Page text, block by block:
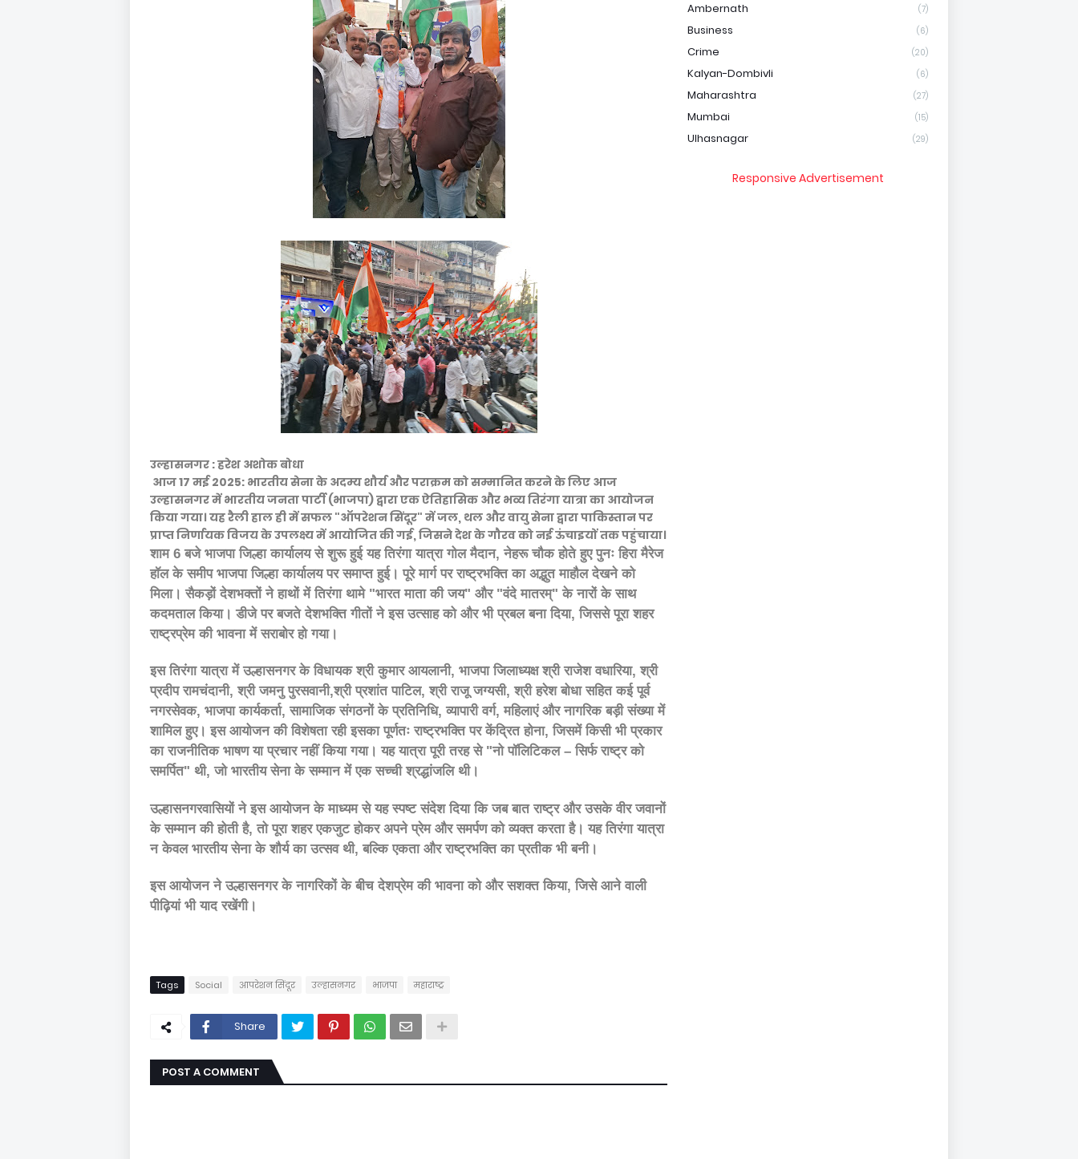
उल्हासनगर : हरेश अशोक बोधा
आज 17 मई 2025: भारतीय सेना के अदम्य शौर्य और पराक्रम को सम्मानित करने के लिए आज
उल्हासनगर में भारतीय जनता पार्टी (भाजपा) द्वारा एक ऐतिहासिक और भव्य तिरंगा यात्रा का आयोजन
किया गया। यह रैली हाल ही में सफल "ऑपरेशन सिंदूर" में जल, थल और वायु सेना द्वारा पाकिस्तान पर
प्राप्त निर्णायक विजय के उपलक्ष्य में आयोजित की गई, जिसने देश के गौरव को नई ऊंचाइयों तक पहुंचाया।
शाम 6 बजे भाजपा जिल्हा कार्यालय से शुरू हुई यह तिरंगा यात्रा गोल मैदान, नेहरू चौक होते हुए पुनः हिरा मैरेज
हॉल के समीप भाजपा जिल्हा कार्यालय पर समाप्त हुई। पूरे मार्ग पर राष्ट्रभक्ति का अद्भुत माहौल देखने को
मिला। सैकड़ों देशभक्तों ने हाथों में तिरंगा थामे "भारत माता की जय" और "वंदे मातरम्" के नारों के साथ
कदमताल किया। डीजे पर बजते देशभक्ति गीतों ने इस उत्साह को और भी प्रबल बना दिया, जिससे पूरा शहर
राष्ट्रप्रेम की भावना में सराबोर हो गया।
इस तिरंगा यात्रा में उल्हासनगर के विधायक श्री कुमार आयलानी, भाजपा जिलाध्यक्ष श्री राजेश वधारिया, श्री
प्रदीप रामचंदानी, श्री जमनु पुरसवानी,श्री प्रशांत पाटिल, श्री राजू जग्यसी, श्री हरेश बोधा सहित कई पूर्व
नगरसेवक, भाजपा कार्यकर्ता, सामाजिक संगठनों के प्रतिनिधि, व्यापारी वर्ग, महिलाएं और नागरिक बड़ी संख्या में
शामिल हुए। इस आयोजन की विशेषता रही इसका पूर्णतः राष्ट्रभक्ति पर केंद्रित होना, जिसमें किसी भी प्रकार
का राजनीतिक भाषण या प्रचार नहीं किया गया। यह यात्रा पूरी तरह से "नो पॉलिटिकल – सिर्फ राष्ट्र को
समर्पित" थी, जो भारतीय सेना के सम्मान में एक सच्ची श्रद्धांजलि थी।
उल्हासनगरवासियों ने इस आयोजन के माध्यम से यह स्पष्ट संदेश दिया कि जब बात राष्ट्र और उसके वीर जवानों
के सम्मान की होती है, तो पूरा शहर एकजुट होकर अपने प्रेम और समर्पण को व्यक्त करता है। यह तिरंगा यात्रा
न केवल भारतीय सेना के शौर्य का उत्सव थी, बल्कि एकता और राष्ट्रभक्ति का प्रतीक भी बनी।
इस आयोजन ने उल्हासनगर के नागरिकों के बीच देशप्रेम की भावना को और सशक्त किया, जिसे आने वाली
पीढ़ियां भी याद रखेंगी।
Tags Social आपरेशन सिंदूर उल्हासनगर भाजपा महाराष्ट्र
Share
POST A COMMENT
Ambernath (7)
Business (6)
Crime (20)
Kalyan-Dombivli (6)
Maharashtra (27)
Mumbai (15)
Ulhasnagar (29)
Responsive Advertisement